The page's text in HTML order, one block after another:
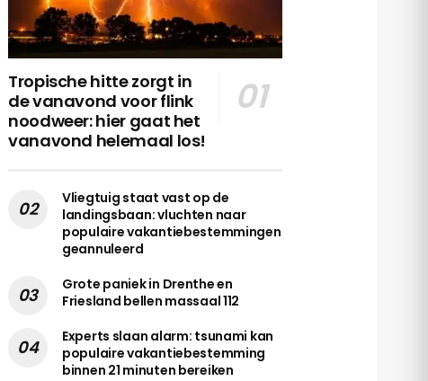
Tropische hitte zorgt in
de vanavond voor flink
noodweer: hier gaat het
vanavond helemaal los!
Vliegtuig staat vast op de
landingsbaan: vluchten naar
populaire vakantiebestemmingen
geannuleerd
Grote paniek in Drenthe en
Friesland bellen massaal 112
Experts slaan alarm: tsunami kan
populaire vakantiebestemming
binnen 21 minuten bereiken